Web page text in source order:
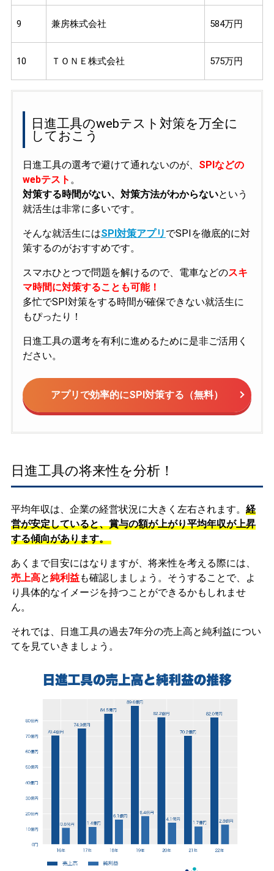
9 兼房株式会社 584万円
10 ＴＯＮＥ株式会社 575万円
日進工具のwebテスト対策を万全に
しておこう
日進工具の選考で避けて通れないのが、 SPIなどの
webテスト 。
対策する時間がない、対策方法がわからないという
就活生は非常に多いです。
そんな就活生にはSPI対策アプリ でSPIを徹底的に対
策するのがおすすめです。
スマホひとつで問題を解けるので、電車などのスキ
マ時間に対策することも可能！
多忙でSPI対策をする時間が確保できない就活生に
もぴったり！
日進工具の選考を有利に進めるために是非ご活用く
ださい。
アプリで効率的にSPI対策する（無料）
日進工具の将来性を分析！
平均年収は、企業の経営状況に大きく左右されます。 経
営が安定していると、賞与の額が上がり平均年収が上昇
する傾向があります。
あくまで目安にはなりますが、将来性を考える際には、
売上高と純利益も確認しましょう。そうすることで、よ
り具体的なイメージを持つことができるかもしれませ
ん。
それでは、日進工具の過去7年分の売上高と純利益につい
てを見ていきましょう。